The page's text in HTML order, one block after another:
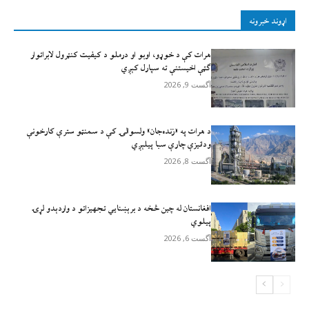
اړوند خبرونه
هرات کې د خوړو، اوبو او درملو د کیفیت کنټرول لابراتوار
ګټې اخيستنې ته سپارل کېږي
آگست 9, 2026
د هرات په «زنده‌جان» ولسوالۍ کې د سمنټو سترې کارخونې
ودانیزې چارې سبا پیلېږي
آگست 8, 2026
افغانستان له چين څخه د برېښنايي تجهيزاتو د واردېدو لړۍ
پيلوي
آگست 6, 2026